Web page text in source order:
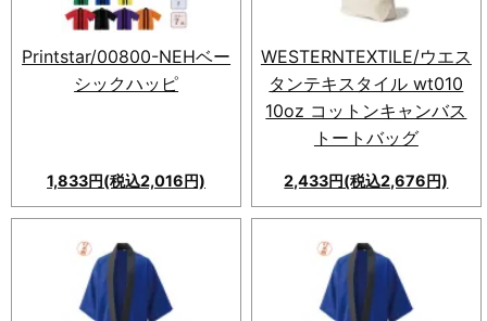
Printstar/00800-NEHベー
シックハッピ
1,833円(税込2,016円)
ックハッピ。最安価で最適なイ
ベント用ハッピ。綿100％素
材。色やロゴプリント可能。
WESTERNTEXTILE/ウエス
タンテキスタイル wt010
10oz コットンキャンバス
トートバッグ
2,433円(税込2,676円)